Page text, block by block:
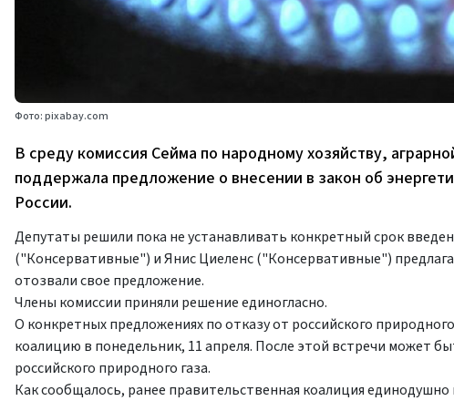
Фото: pixabay.com
В среду комиссия Сейма по народному хозяйству,
поддержала предложение о внесении в закон об
России.
Депутаты решили пока не устанавливать конкретный срок
("Консервативные") и Янис Циеленс ("Консервативные")
отозвали свое предложение.
Члены комиссии приняли решение единогласно.
О конкретных предложениях по отказу от российского
коалицию в понедельник, 11 апреля. После этой встречи может
российского природного газа.
Как сообщалось, ранее правительственная коалиция